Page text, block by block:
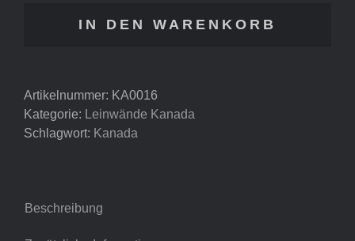
Mt.
IN DEN WARENKORB
Artikelnummer: KA0016
Kategorie: Leinwände Kanada
Schlagwort: Kanada
Beschreibung